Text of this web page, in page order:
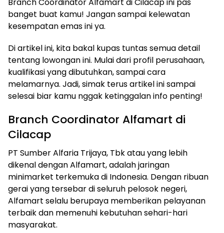
banget buat kamu! Jangan sampai kelewatan
kesempatan emas ini ya.
Di artikel ini, kita bakal kupas tuntas semua detail
tentang lowongan ini. Mulai dari profil perusahaan,
kualifikasi yang dibutuhkan, sampai cara
melamarnya. Jadi, simak terus artikel ini sampai
selesai biar kamu nggak ketinggalan info penting!
Branch Coordinator Alfamart di
Cilacap
PT Sumber Alfaria Trijaya, Tbk atau yang lebih
dikenal dengan Alfamart, adalah jaringan
minimarket terkemuka di Indonesia. Dengan ribuan
gerai yang tersebar di seluruh pelosok negeri,
Alfamart selalu berupaya memberikan pelayanan
terbaik dan memenuhi kebutuhan sehari-hari
masyarakat.